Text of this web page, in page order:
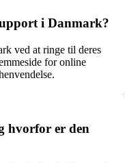
i Danmark?
ved at ringe til deres
for online
hvorfor er den